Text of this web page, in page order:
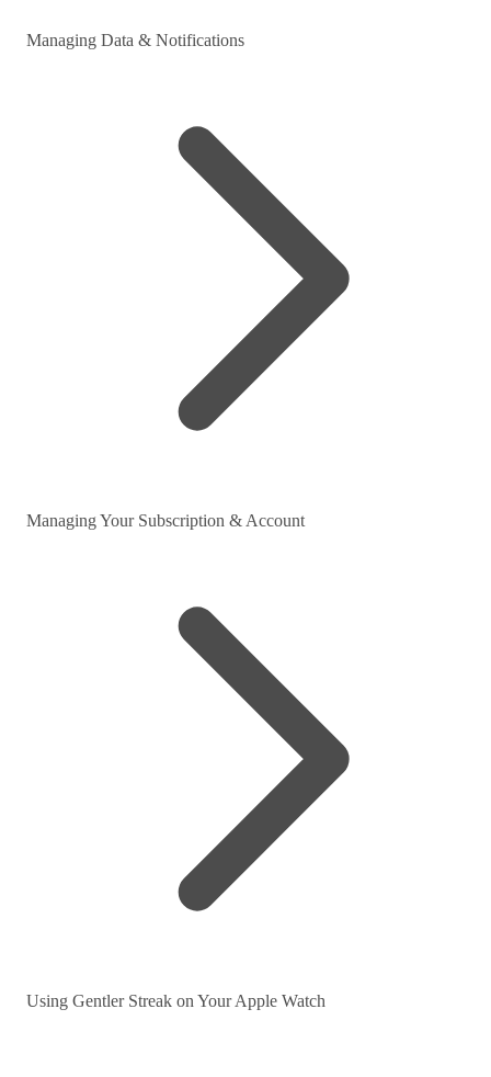
Managing Data & Notifications
Managing Your Subscription & Account
Using Gentler Streak on Your Apple Watch